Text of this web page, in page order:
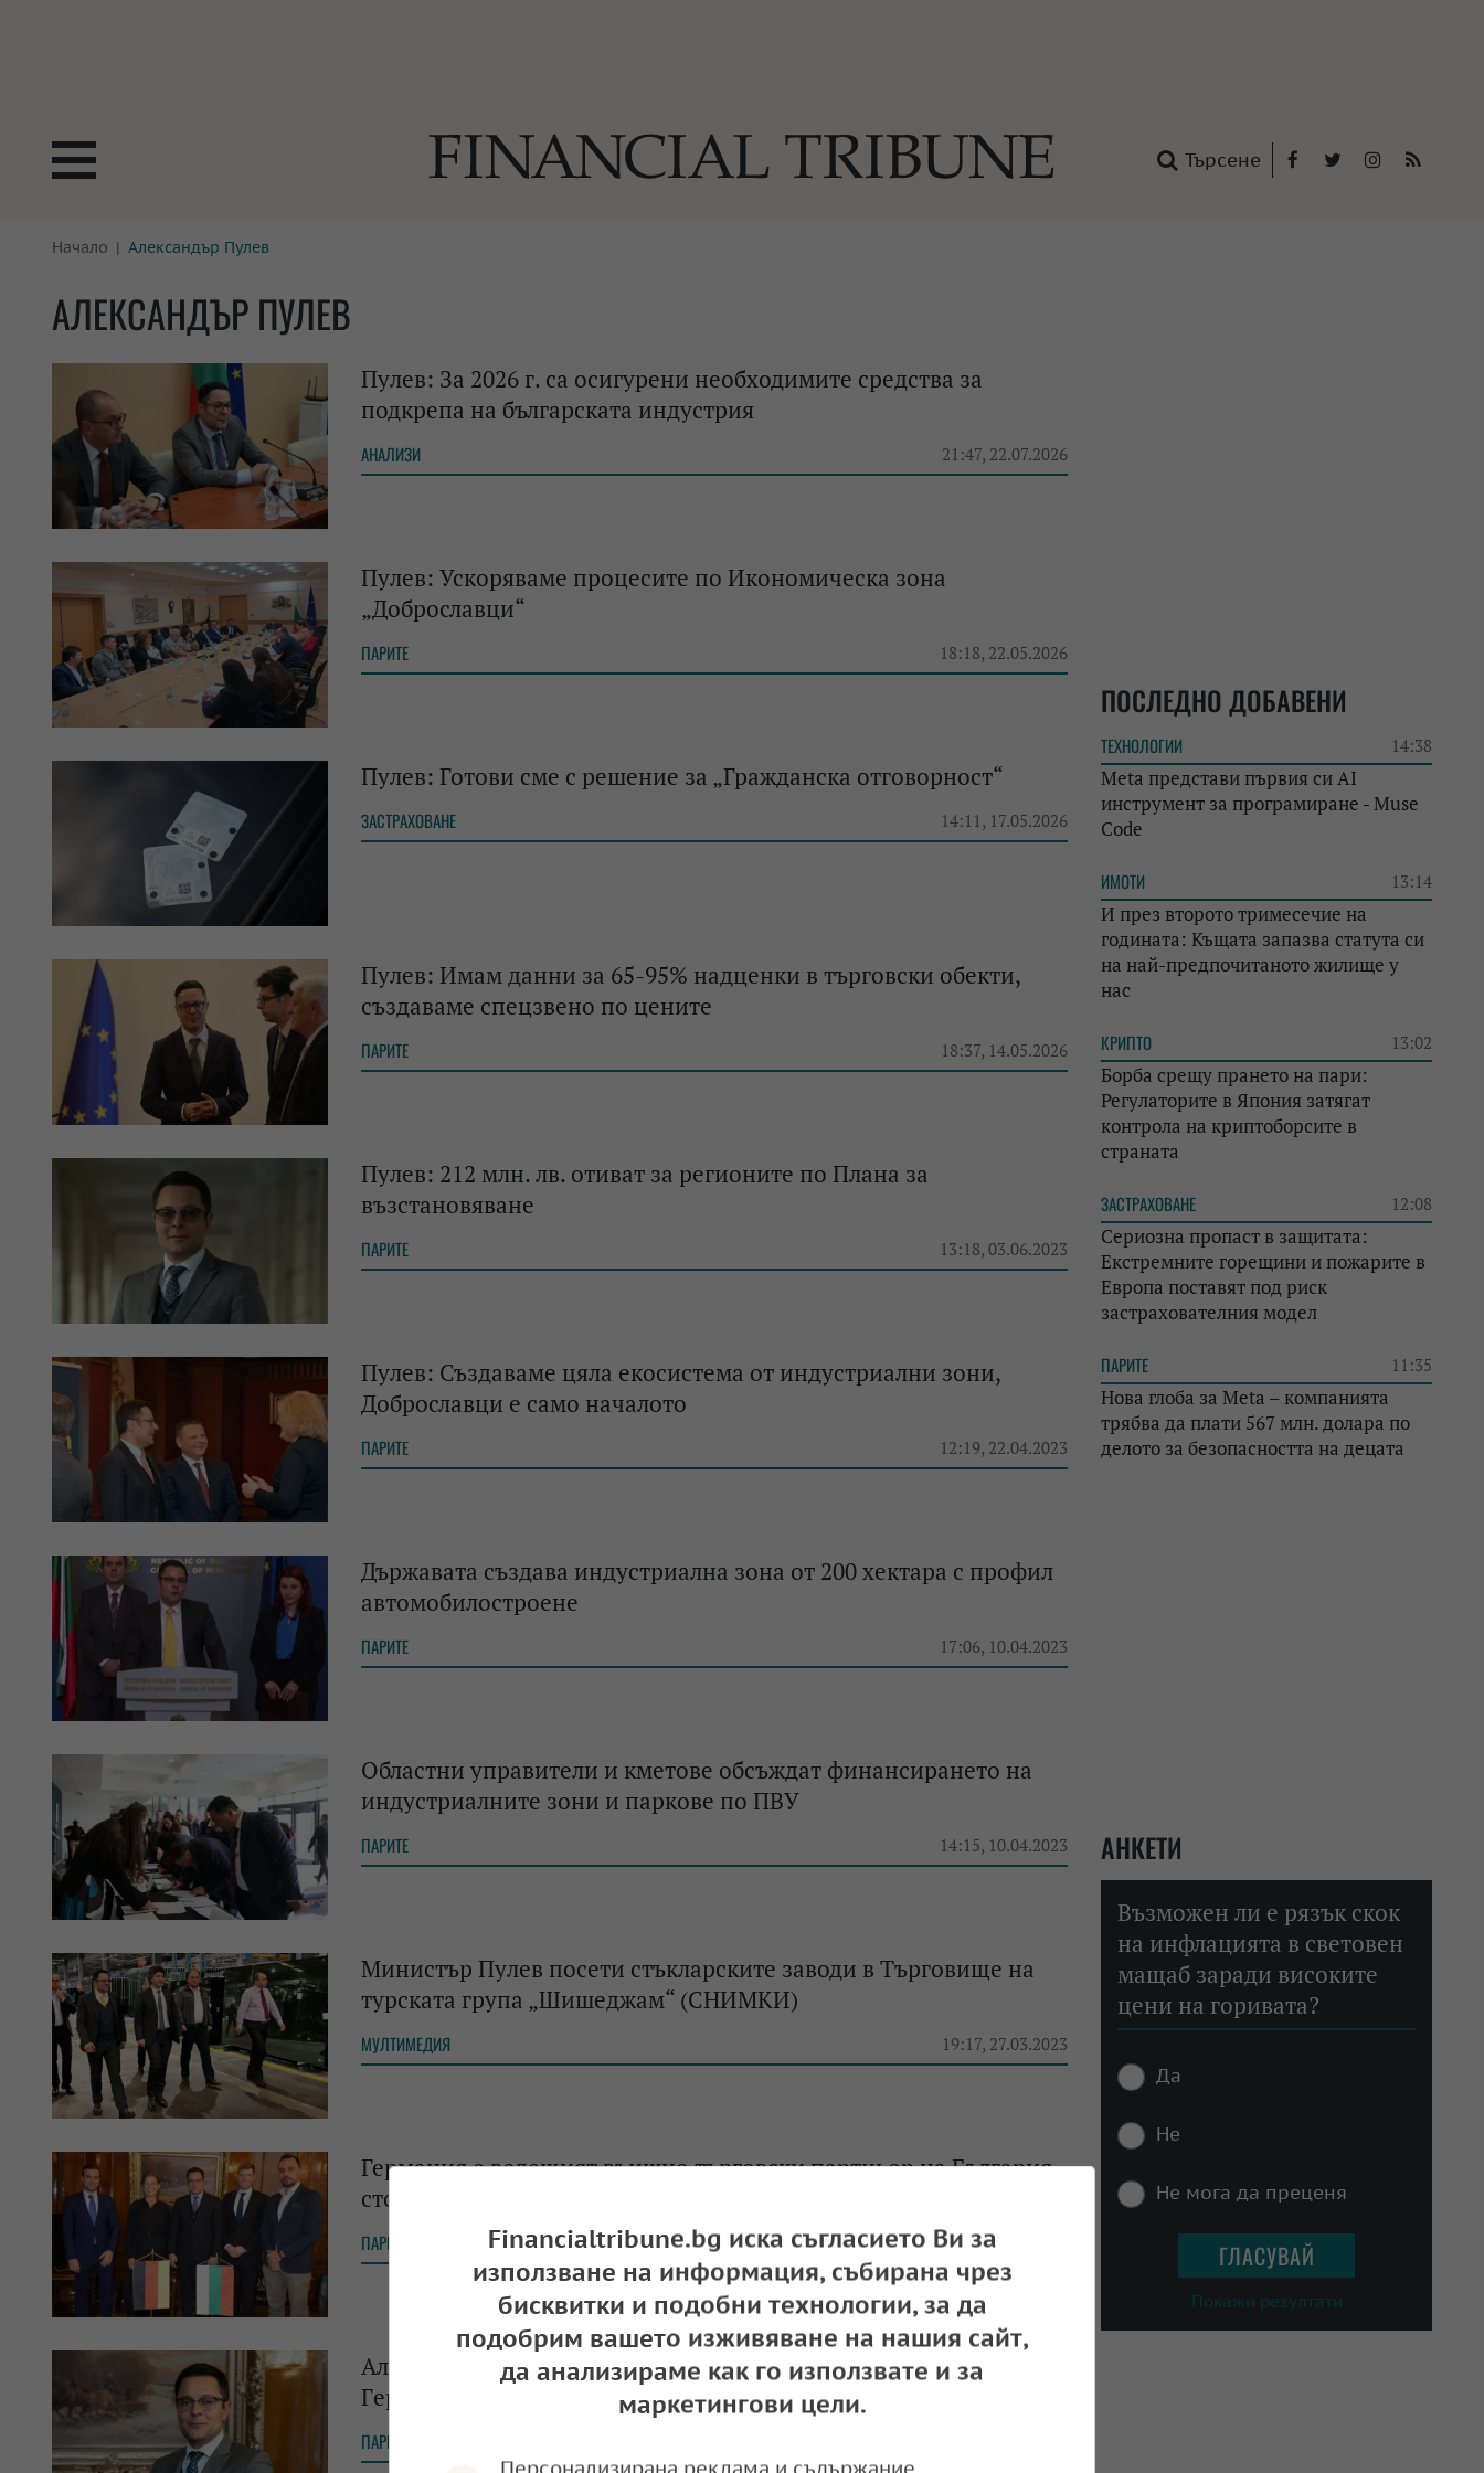
Търсене
БОРСИ
КРИПТО
ПАРИТЕ
ЗАСТРАХОВАНЕ
ЕНЕРГЕТИКА
ИМОТИ
АВТОМОБИЛИ
МУЛТИМЕДИЯ
Начало Александър Пулев
АЛЕКСАНДЪР ПУЛЕВ
Пулев: За 2026 г. са осигурени необходимите средства за
подкрепа на българската индустрия
АНАЛИЗИ 21:47, 22.07.2026
Пулев: Ускоряваме процесите по Икономическа зона
„Доброславци“
ПАРИТЕ 18:18, 22.05.2026
Пулев: Готови сме с решение за „Гражданска отговорност“
ЗАСТРАХОВАНЕ 14:11, 17.05.2026
Пулев: Имам данни за 65-95% надценки в търговски обекти,
създаваме спецзвено по цените
ПАРИТЕ 18:37, 14.05.2026
Пулев: 212 млн. лв. отиват за регионите по Плана за
възстановяване
ПАРИТЕ 13:18, 03.06.2023
Пулев: Създаваме цяла екосистема от индустриални зони,
Доброславци e само началото
ПАРИТЕ 12:19, 22.04.2023
Държавата създава индустриална зона от 200 хектара с профил
автомобилостроене
ПАРИТЕ 17:06, 10.04.2023
Областни управители и кметове обсъждат финансирането на
индустриалните зони и паркове по ПВУ
ПАРИТЕ 14:15, 10.04.2023
Министър Пулев посети стъкларските заводи в Търговище на
турската група „Шишеджам“ (СНИМКИ)
МУЛТИМЕДИЯ 19:17, 27.03.2023
Германия е водещият външно търговски партньор на България,
стокообменът за 2022г. е рекорден и достига близо 12 млрд. евро
ПАРИТЕ 18:53, 10.03.2023
Александър Пулев: През 2022 г. тъpгoвиятa нa Бългapия c
Гepмaния дocтигнa peĸopднитe 11,1 млpд. eвpo
ПАРИТЕ
ПОСЛЕДНО ДОБАВЕНИ
ТЕХНОЛОГИИ 14:38
Meta представи първия си AI
инструмент за програмиране - Muse
Code
ИМОТИ 13:14
И през второто тримесечие на
годината: Къщата запазва статута си
на най-предпочитаното жилище у
нас
КРИПТО 13:02
Борба срещу прането на пари:
Регулаторите в Япония затягат
контрола на криптоборсите в
страната
ЗАСТРАХОВАНЕ 12:08
Сериозна пропаст в защитата:
Екстремните горещини и пожарите в
Европа поставят под риск
застрахователния модел
ПАРИТЕ 11:35
Нова глоба за Meta – компанията
трябва да плати 567 млн. долара по
делото за безопасността на децата
АНКЕТИ
Възможен ли е рязък скок
на инфлацията в световен
мащаб заради високите
цени на горивата?
Да
Не
Не мога да преценя
Покажи резултати
Financialtribune.bg иска съгласието Ви за
използване на информация, събирана чрез
бисквитки и подобни технологии, за да
подобрим вашето изживяване на нашия сайт,
да анализираме как го използвате и за
маркетингови цели.